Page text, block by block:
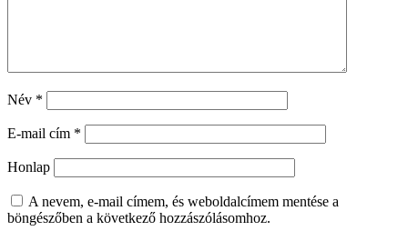
Név *
E-mail cím *
Honlap
A nevem, e-mail címem, és weboldalcímem mentése a
böngészőben a következő hozzászólásomhoz.